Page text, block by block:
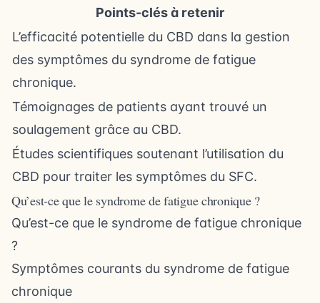
Points-clés à retenir
L’efficacité potentielle du CBD dans la gestion
des symptômes du syndrome de fatigue
chronique.
Témoignages de patients ayant trouvé un
soulagement grâce au CBD.
Études scientifiques soutenant l’utilisation du
CBD pour traiter les symptômes du SFC.
Qu’est-ce que le syndrome de fatigue chronique ?
Qu’est-ce que le syndrome de fatigue chronique
?
Symptômes courants du syndrome de fatigue
chronique